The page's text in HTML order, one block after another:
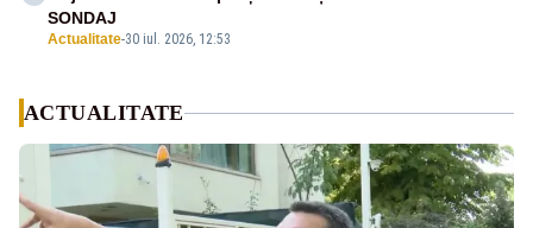
Actualitate-30 iul. 2026, 12:53
SONDAJ
ACTUALITATE